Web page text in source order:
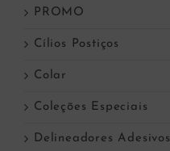
PROMO
Cílios Postiços
Colar
Coleções Especiais
Delineadores Adesivos